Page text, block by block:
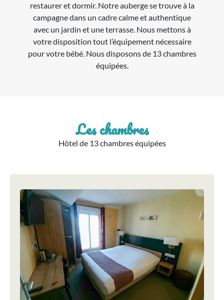
restaurer et dormir. Notre auberge se trouve à la
campagne dans un cadre calme et authentique
avec un jardin et une terrasse. Nous mettons à
votre disposition tout l’équipement nécessaire
pour votre bébé. Nous disposons de 13 chambres
équipées.
Les chambres
Hôtel de 13 chambres équipées